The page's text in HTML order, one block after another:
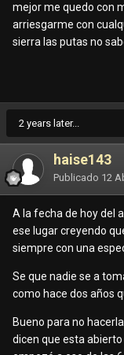
mejor me quedo con
arriesgarme con
sierra las putas no
2 years later...
haise143
Publicado 12
A la fecha de hoy del
ese lugar creyendo
siempre con una
Se que nadie se a
como hace dos años
Bueno para no
dicen que esta